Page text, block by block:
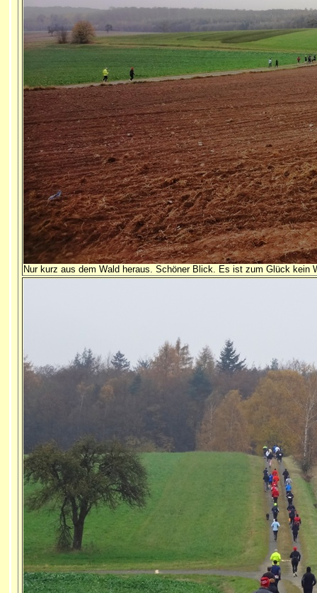
Nur kurz aus dem Wald heraus. Schöner Blick. Es ist zum Glück kein